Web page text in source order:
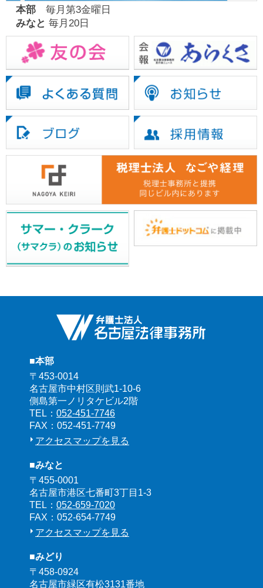
本部毎月第3金曜日
みなと 毎月20日
■本部
〒453-0014
名古屋市中村区則武1-10-6
側島第一ノリタケビル2階
TEL： 052-451-7746
FAX：052-451-7749
アクセスマップを見る
■みなと
〒455-0001
名古屋市港区七番町3丁目1-3
TEL： 052-659-7020
FAX：052-654-7749
アクセスマップを見る
■みどり
〒458-0924
名古屋市緑区有松3131番地